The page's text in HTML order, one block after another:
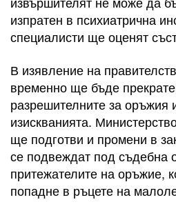
изпратен в психиатрична
специалисти ще оценят
В изявление на
временно ще бъде
разрешителните за оръжия
изискванията.
ще подготви и промени в
се подвеждат под съдебна
притежателите на оръжие,
попадне в ръцете на